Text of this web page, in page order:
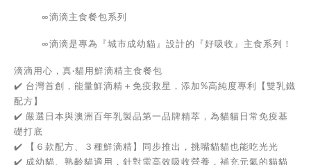
∞滴滴主食餐包系列
∞滴滴是專為『城市成幼貓』設計的『好吸收』主食系列！
滴滴用心，真·貓用鮮滴精主食餐包
✔️ 台灣首創，能量鮮滴精＋免疫救星，添加%高純度專利【雙乳鐵
配方】
✔️ 嚴選日本與澳洲百年乳製品第一品牌精萃，為貓貓日常免疫基
礎打底
✔️ 【６款配方、３種鮮滴精】同步推出，挑嘴貓貓也能吃光光
✔️ 成幼貓、熟齡貓適用，針對需高效吸收營養，補充元氣的貓貓